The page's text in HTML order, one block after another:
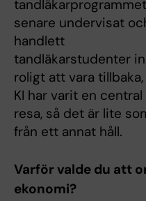
senare undervisat
handlett
tandläkarstudenter
roligt att vara
KI har varit en
resa, så det är lite
från ett annat håll.
Varför valde du att
ekonomi?